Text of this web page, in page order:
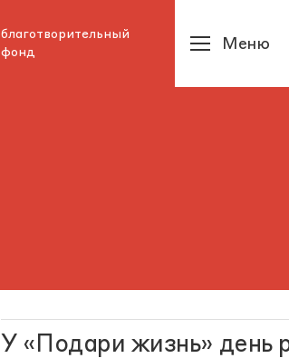
благотворительный
фонд
Меню
У «Подари жизнь» день